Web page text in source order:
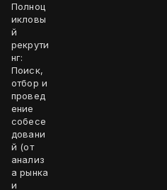
Полноц
икловы
й
рекрути
нг:
Поиск,
отбор и
провед
ение
собесе
довани
й (от
анализ
а рынка
и